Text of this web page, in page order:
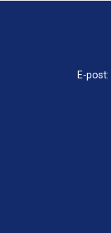
E-post: